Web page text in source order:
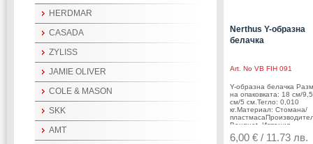
Nerthus Y-образна
белачка
Art. No VB FIH 091
Y-образна белачка
на опаковката: 18 см/9,5
см/5 см.Тегло: 0,010
кг.Материал: Стомана/
Bouquet, Испания
6,00 € / 11.73 лв.
HERDMAR
CASADA
ZYLISS
JAMIE OLIVER
COLE & MASON
SKK
AMT